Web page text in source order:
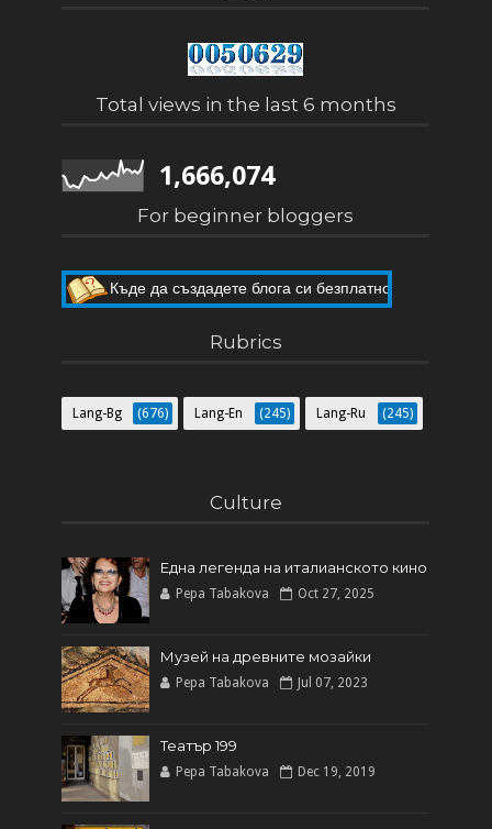
Total views in the last 6 months
1,666,074
For beginner bloggers
Къде да създадете блога си безплатно
Rubrics
Lang-Bg (676) Lang-En (245) Lang-Ru (245)
Culture
Една легенда на италианското кинo
Pepa Tabakova Oct 27, 2025
Музей на древните мозайки
Pepa Tabakova Jul 07, 2023
Театър 199
Pepa Tabakova Dec 19, 2019